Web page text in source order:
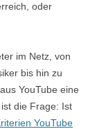
oder
im Netz, von
bis hin zu
YouTube eine
die Frage: Ist
YouTube